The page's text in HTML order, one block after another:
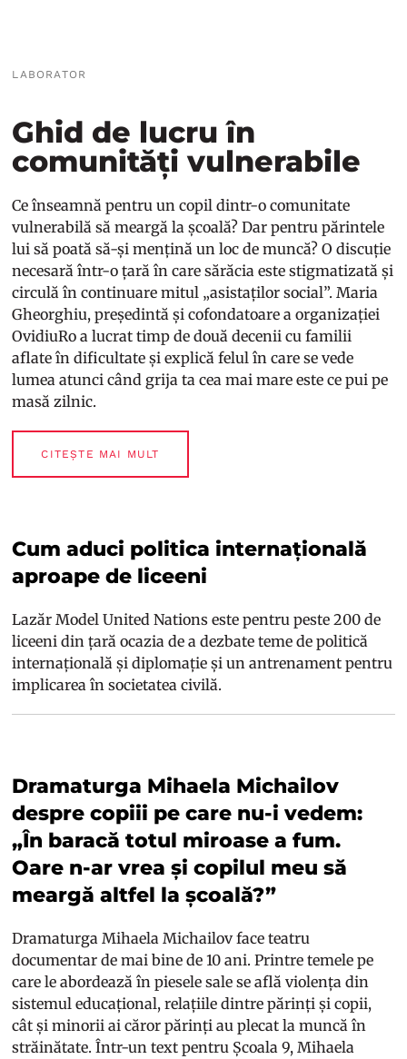
LABORATOR
Ghid de lucru în
comunități vulnerabile
Ce înseamnă pentru un copil dintr-o comunitate
vulnerabilă să meargă la școală? Dar pentru părintele
lui să poată să-și mențină un loc de muncă? O discuție
necesară într-o țară în care sărăcia este stigmatizată și
circulă în continuare mitul „asistaților social”. Maria
Gheorghiu, președintă și cofondatoare a organizației
OvidiuRo a lucrat timp de două decenii cu familii
aflate în dificultate și explică felul în care se vede
lumea atunci când grija ta cea mai mare este ce pui pe
masă zilnic.
CITEȘTE MAI MULT
Cum aduci politica internațională
aproape de liceeni
Lazăr Model United Nations este pentru peste 200 de
liceeni din țară ocazia de a dezbate teme de politică
internațională și diplomație și un antrenament pentru
implicarea în societatea civilă.
Dramaturga Mihaela Michailov
despre copiii pe care nu-i vedem:
„În baracă totul miroase a fum.
Oare n-ar vrea și copilul meu să
meargă altfel la școală?”
Dramaturga Mihaela Michailov face teatru
documentar de mai bine de 10 ani. Printre temele pe
care le abordează în piesele sale se află violența din
sistemul educațional, relațiile dintre părinți și copii,
cât și minorii ai căror părinți au plecat la muncă în
străinătate. Într-un text pentru Școala 9, Mihaela